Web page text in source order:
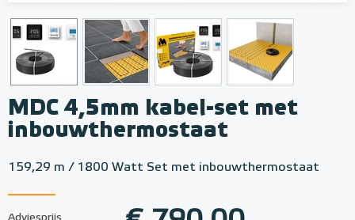
MDC 4,5mm kabel-set met
inbouwthermostaat
159,29 m / 1800 Watt Set met inbouwthermostaat
Adviesprijs